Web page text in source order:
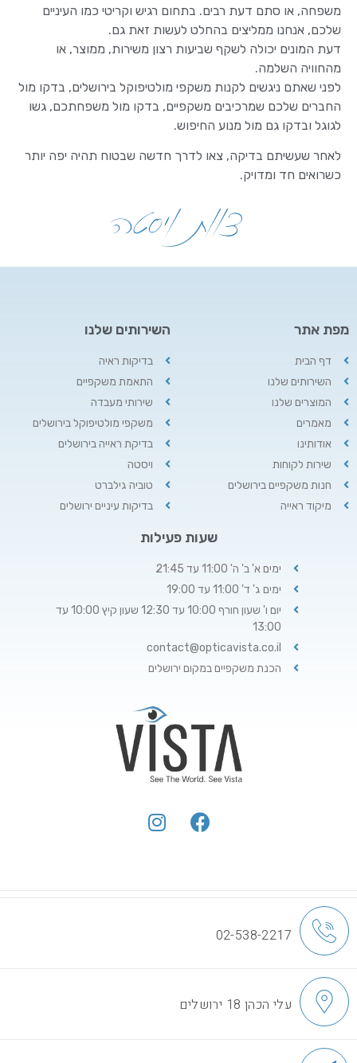
משפחה, או סתם דעת רבים. בתחום רגיש וקריטי כמו העיניים
שלכם, אנחנו ממליצים בהחלט לעשות זאת גם.
דעת המונים יכולה לשקף שביעות רצון משירות, ממוצר, או
מהחוויה השלמה.
לפני שאתם ניגשים לקנות משקפי מולטיפוקל בירושלים, בדקו מול
החברים שלכם שמרכיבים משקפיים, בדקו מול משפחתכם, גשו
לגוגל ובדקו גם מול מנוע החיפוש.
לאחר שעשיתם בדיקה, צאו לדרך חדשה שבטוח תהיה יפה יותר
כשרואים חד ומדויק.
מפת אתר
דף הבית
השירותים שלנו
המוצרים שלנו
מאמרים
אודותינו
שירות לקוחות
חנות משקפיים בירושלים
מיקוד ראייה
השירותים שלנו
בדיקות ראיה
התאמת משקפיים
שירותי מעבדה
משקפי מולטיפוקל בירושלים
בדיקת ראייה בירושלים
ויסטה
טוביה גילברט
בדיקות עיניים ירושלים
שעות פעילות
ימים א' ב' ה' 11:00 עד 21:45
ימים ג' ד' 11:00 עד 19:00
יום ו' שעון חורף 10:00 עד 12:30 שעון קיץ 10:00 עד
13:00
contact@opticavista.co.il
הכנת משקפיים במקום ירושלים
02-538-2217
עלי הכהן 18 ירושלים